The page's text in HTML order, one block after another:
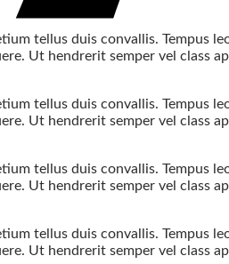
tellus duis convallis. Tempus
Ut hendrerit semper vel class
tellus duis convallis. Tempus
Ut hendrerit semper vel class
tellus duis convallis. Tempus
Ut hendrerit semper vel class
tellus duis convallis. Tempus
Ut hendrerit semper vel class